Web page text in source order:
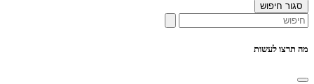
סגור חיפוש
מה תרצו לעשות